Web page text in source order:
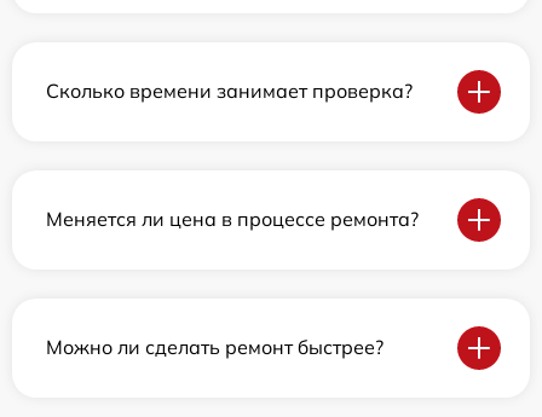
Сколько времени занимает проверка?
Меняется ли цена в процессе ремонта?
Можно ли сделать ремонт быстрее?